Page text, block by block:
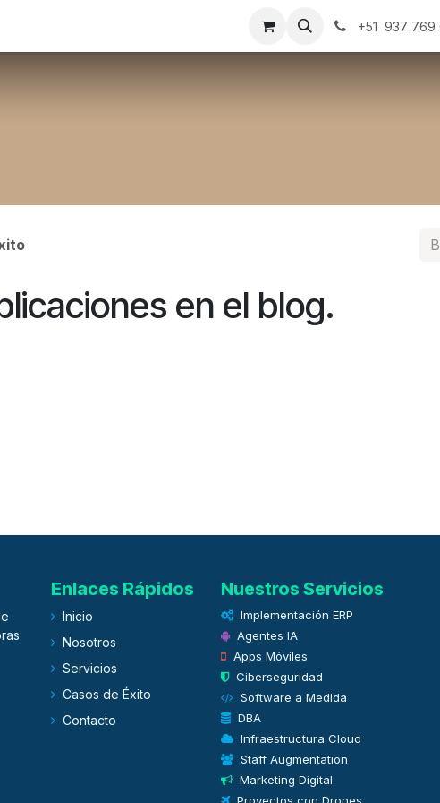
Agendamiento Oportunidades
+51 937 769
en el blog.
Enlaces Rápidos
Inicio
Nosotros
Servicios
Casos de Éxito
Contacto
Nuestros Servicios
Implementación ERP
Agentes IA
Apps Móviles
Ciberseguridad
Software a Medida
DBA
Infraestructura Cloud
Staff Augmentation
Marketing Digital